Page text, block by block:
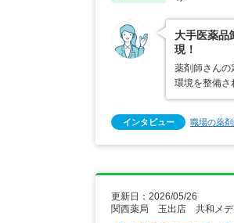
大手医薬品
現！
薬剤師さんの
環境を整備
インタビュー 職場の薬
更新日：2026/05/26
関西薬局 玉出店 共和メデ